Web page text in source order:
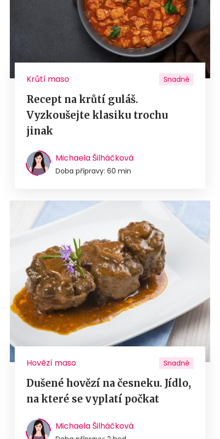
Krůtí maso Snadné
Recept na krůtí guláš.
Vyzkoušejte klasiku trochu
jinak
Michaela Šilháčková
Doba přípravy: 60 min
Hovězí maso Snadné
Dušené hovězí na česneku. Jídlo,
na které se vyplatí počkat
Michaela Šilháčková